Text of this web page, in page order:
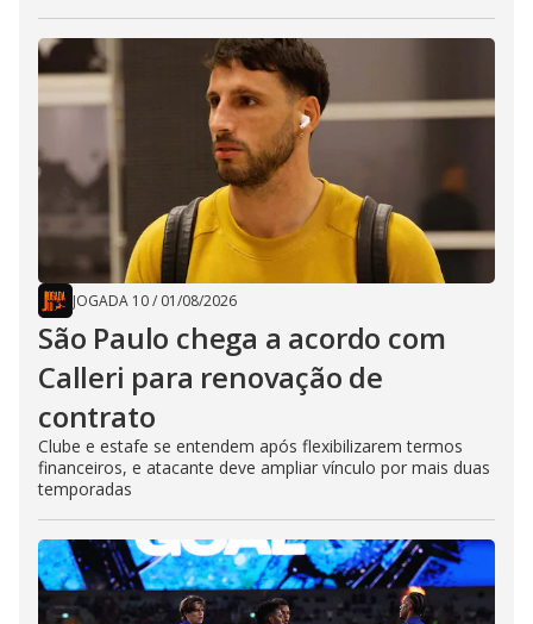
JOGADA 10/ 01/08/2026
São Paulo chega a acordo com
Calleri para renovação de
contrato
Clube e estafe se entendem após flexibilizarem termos
financeiros, e atacante deve ampliar vínculo por mais duas
temporadas